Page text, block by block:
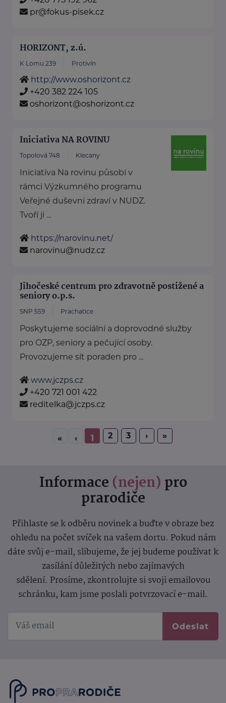
pr@fokus-pisek.cz
HORIZONT, z.ú.
K Lomu 239 Protivín
http://www.oshorizont.cz
+420 382 224 105
oshorizont@oshorizont.cz
Iniciativa NA ROVINU
Topolová 748 Klecany
Iniciativa Na rovinu působí v
rámci Výzkumného programu
Veřejné duševní zdraví v NUDZ.
Tvoří ji ...
https://narovinu.net/
narovinu@nudz.cz
Jihočeské centrum pro zdravotně postižené a
seniory o.p.s.
SNP 559 Prachatice
Poskytujeme sociální a doprovodné služby
pro OZP, seniory a pečující osoby.
Provozujeme sít poraden pro ...
www.jczps.cz
+420 721 001 422
reditelka@jczps.cz
« ‹ 1 2 3 › »
Informace (nejen) pro
prarodiče
Přihlaste se k odběru novinek a buďte v obraze bez
ohledu na počet svíček na vašem dortu. Pokud nám
dáte svůj e-mail, slibujeme, že jej budeme používat k
zasílání důležitých nebo zajímavých
sdělení. Prosíme, zkontrolujte si svoji emailovou
schránku, kam jsme poslali potvrzovací e-mail.
Odeslat